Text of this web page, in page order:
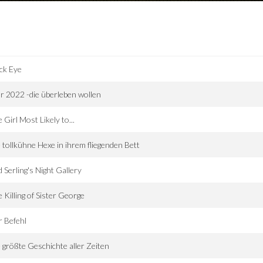
Eye
2022 -die überleben wollen
Girl Most Likely to...
tollkühne Hexe in ihrem fliegenden Bett
Serling's Night Gallery
Killing of Sister George
Befehl
größte Geschichte aller Zeiten